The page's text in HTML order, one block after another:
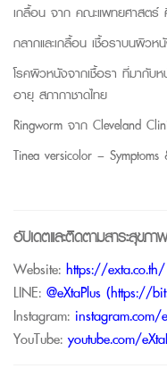
เกลื้อน จาก คณะแพทยศาสตร์
กลากและเกลื้อน เชื้อราบนผิว
โรคผิวหนังจากเชื้อรา ที่มากับ
อายุ สภากาชาดไทย
Ringworm จาก Cleveland
Tinea versicolor – Symptoms
อัปเดตและติดตามสาระสุขภ
Website: https://exta.co.th/
LINE: @eXtaPlus (https://
Instagram: instagram.com/
YouTube: youtube.com/